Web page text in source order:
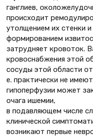
ганглиев,
происходит
утолщением их стенки
формированием
затрудняет кровоток.
кровоснабжения этой
сосуды этой области
е. практически не
гипоперфузии может
очага ишемии,
в подавляющем числе
клинической
возникают первые